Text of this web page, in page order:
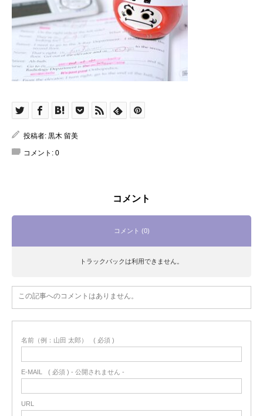
投稿者: 黒木 留美
コメント: 0
コメント
コメント (0)
トラックバックは利用できません。
この記事へのコメントはありません。
名前（例：山田 太郎） ( 必須 )
E-MAIL ( 必須 ) - 公開されません -
URL